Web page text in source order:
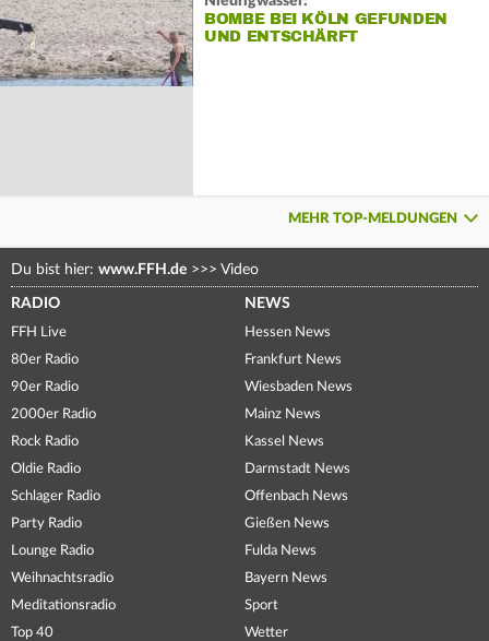
BOMBE BEI KÖLN GEFUNDEN
UND ENTSCHÄRFT
MEHR TOP-MELDUNGEN
Du bist hier: www.FFH.de >>> Video
RADIO
FFH Live
80er Radio
90er Radio
2000er Radio
Rock Radio
Oldie Radio
Schlager Radio
Party Radio
Lounge Radio
Weihnachtsradio
Meditationsradio
Top 40
NEWS
Hessen News
Frankfurt News
Wiesbaden News
Mainz News
Kassel News
Darmstadt News
Offenbach News
Gießen News
Fulda News
Bayern News
Sport
Wetter